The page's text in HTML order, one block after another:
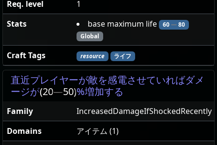
Req. level
1
Stats
base maximum life 60—80
Global
Craft Tags resource ライフ
直近プレイヤーが敵を感電させていればダメ
ージが(20—50)%増加する
Family
IncreasedDamageIfShockedRecently
Domains
アイテム (1)